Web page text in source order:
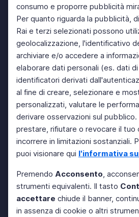
consumo e proporre pubblicità
Per quanto riguarda la pubblicità,
Rai e terzi selezionati possono
geolocalizzazione, l'identificativo
archiviare e/o accedere a
elaborare dati personali (es. dati
identificatori derivati
al fine di creare, selezionare e
personalizzati, valutare le
derivare osservazioni sul
prestare, rifiutare o revocare il tuo
incorrere in limitazioni sostanziali.
puoi visionare qui l'informativa
Premendo Acconsento,
strumenti equivalenti. Il tasto
accettare chiude il banner,
in assenza di cookie o altri